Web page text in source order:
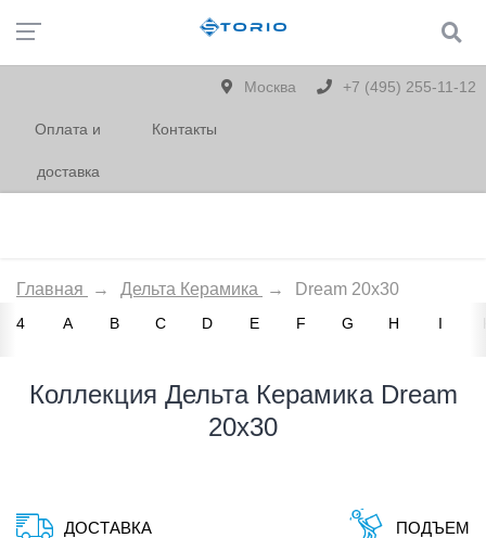
Москва +7 (495) 255-11-12
Оплата и
доставка
Контакты
Главная → Дельта Керамика → Dream 20x30
4 A B C D E F G H I
Коллекция Дельта Керамика Dream
20x30
ДОСТАВКА ПОДЪЕМ